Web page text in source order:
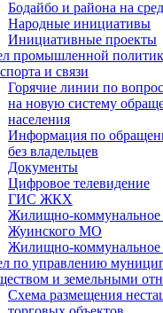
Бодайбо и района на
Народные инициативы
Инициативные проекты
промышленной
и связи
Горячие линии по
на новую систему
населения
Информация по
без владельцев
Документы
Цифровое телевидение
ГИС ЖКХ
Жилищно-коммунальное
Жуинского МО
Жилищно-коммунальное
по управлению
и земельными
Схема размещения